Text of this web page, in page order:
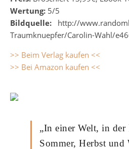
Wertung: 5/5
Bildquelle: http://
Traumknuepfer/Carolin-Wahl/
>> Beim Verlag kaufen <<
>> Bei Amazon kaufen <<
„In einer Welt, in
Sommer, Herbst und